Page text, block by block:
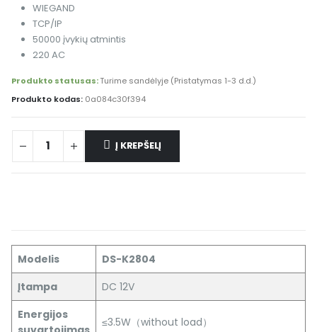
WIEGAND
TCP/IP
50000 įvykių atmintis
220 AC
Produkto statusas:Turime sandėlyje (Pristatymas 1-3 d.d.)
Produkto kodas: 0a084c30f394
Į KREPŠELĮ
Modelis
DS-K2804
Įtampa
DC 12V
Energijos
≤3.5W（without load）